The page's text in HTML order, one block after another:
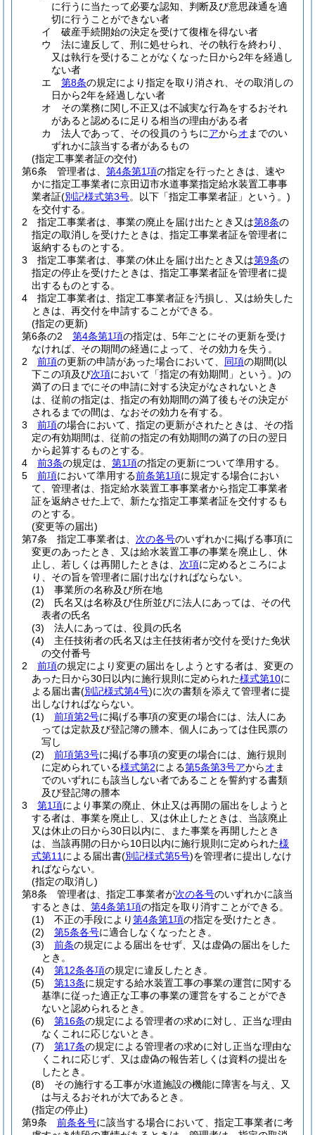
に行うに当たって必要な認知、判断及び意思疎通を適
切に行うことができない者
イ
破産手続開始の決定を受けて復権を得ない者
ウ
法に違反して、刑に処せられ、その執行を終わり、
又は執行を受けることがなくなった日から2年を経過し
ない者
エ
第8条の規定により指定を取り消され、その取消しの
日から2年を経過しない者
オ
その業務に関し不正又は不誠実な行為をするおそれ
があると認めるに足りる相当の理由がある者
カ
法人であって、その役員のうちにアからオ までのい
ずれかに該当する者があるもの
(指定工事業者証の交付)
第6条
管理者は、 第4条第1項の指定を行ったときは、速や
かに指定工事業者に京田辺市水道事業指定給水装置工事事
業者証(別記様式第3号。以下「指定工事業者証」という。)
を交付する。
2
指定工事業者は、事業の廃止を届け出たとき又は第8条の
指定の取消しを受けたときは、指定工事業者証を管理者に
返納するものとする。
3
指定工事業者は、事業の休止を届け出たとき又は第9条の
指定の停止を受けたときは、指定工事業者証を管理者に提
出するものとする。
4
指定工事業者は、指定工事業者証を汚損し、又は紛失した
ときは、再交付を申請することができる。
(指定の更新)
第6条の2
第4条第1項の指定は、5年ごとにその更新を受け
なければ、その期間の経過によって、その効力を失う。
2
前項の更新の申請があった場合において、 同項の期間(以
下この項及び次項において「指定の有効期間」という。)の
満了の日までにその申請に対する決定がなされないとき
は、従前の指定は、指定の有効期間の満了後もその決定が
されるまでの間は、なおその効力を有する。
3
前項の場合において、指定の更新がされたときは、その指
定の有効期間は、従前の指定の有効期間の満了の日の翌日
から起算するものとする。
4
前3条の規定は、 第1項の指定の更新について準用する。
5
前項において準用する前条第1項に規定する場合におい
て、管理者は、指定給水装置工事事業者から指定工事業者
証を返納させた上で、新たな指定工事業者証を交付するも
のとする。
(変更等の届出)
第7条
指定工事業者は、 次の各号のいずれかに掲げる事項に
変更のあったとき、又は給水装置工事の事業を廃止し、休
止し、若しくは再開したときは、 次項に定めるところによ
り、その旨を管理者に届け出なければならない。
(1)
事業所の名称及び所在地
(2)
氏名又は名称及び住所並びに法人にあっては、その代
表者の氏名
(3)
法人にあっては、役員の氏名
(4)
主任技術者の氏名又は主任技術者が交付を受けた免状
の交付番号
2
前項の規定により変更の届出をしようとする者は、変更の
あった日から30日以内に施行規則に定められた様式第10に
よる届出書(別記様式第4号)に次の書類を添えて管理者に提
出しなければならない。
(1)
前項第2号に掲げる事項の変更の場合には、法人にあ
っては定款及び登記簿の謄本、個人にあっては住民票の
写し
(2)
前項第3号に掲げる事項の変更の場合には、施行規則
に定められている様式第2による第5条第3号アからオ ま
でのいずれにも該当しない者であることを誓約する書類
及び登記簿の謄本
3
第1項により事業の廃止、休止又は再開の届出をしようと
する者は、事業を廃止し、又は休止したときは、当該廃止
又は休止の日から30日以内に、また事業を再開したとき
は、当該再開の日から10日以内に施行規則に定められた様
式第11 による届出書(別記様式第5号)を管理者に提出しなけ
ればならない。
(指定の取消し)
第8条
管理者は、指定工事業者が次の各号のいずれかに該当
するときは、 第4条第1項の指定を取り消すことができる。
(1)
不正の手段により第4条第1項の指定を受けたとき。
(2)
第5条各号に適合しなくなったとき。
(3)
前条の規定による届出をせず、又は虚偽の届出をした
とき。
(4)
第12条各項の規定に違反したとき。
(5)
第13条に規定する給水装置工事の事業の運営に関する
基準に従った適正な工事の事業の運営をすることができ
ないと認められるとき。
(6)
第16条の規定による管理者の求めに対し、正当な理由
なくこれに応じないとき。
(7)
第17条の規定による管理者の求めに対し正当な理由な
くこれに応じず、又は虚偽の報告若しくは資料の提出を
したとき。
(8)
その施行する工事が水道施設の機能に障害を与え、又
は与えるおそれが大であるとき。
(指定の停止)
第9条
前条各号に該当する場合において、指定工事業者に考